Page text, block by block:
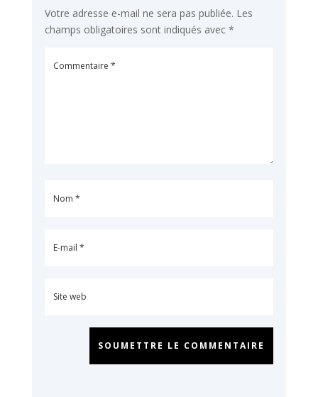
Votre adresse e-mail ne sera pas publiée. Les
champs obligatoires sont indiqués avec *
SOUMETTRE LE COMMENTAIRE